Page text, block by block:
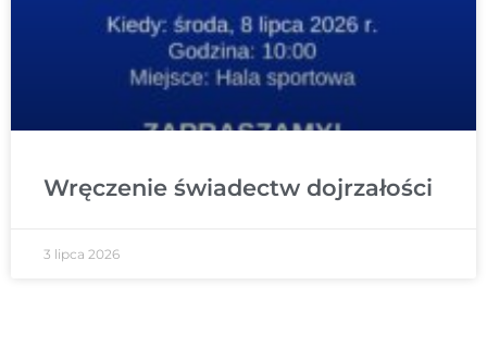
Wręczenie świadectw dojrzałości
3 lipca 2026